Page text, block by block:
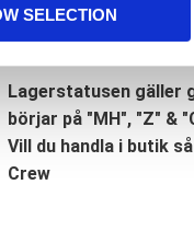
SELECTION
Lagerstatusen gäller
börjar på "MH", "Z" &
Vill du handla i butik
Crew